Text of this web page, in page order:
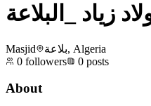
زياد _البلاعة
Masjid
بلاعة, Algeria
0 followers 0 posts
About